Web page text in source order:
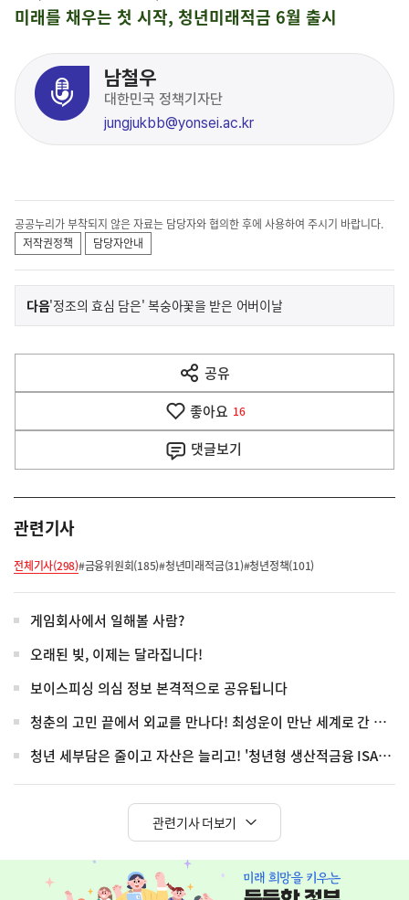
미래를 채우는 첫 시작, 청년미래적금 6월 출시
남철우
대한민국 정책기자단
jungjukbb@yonsei.ac.kr
공공누리가 부착되지 않은 자료는 담당자와 협의한 후에 사용하여 주시기 바랍니다.
저작권정책
담당자안내
이
전
다
음
다음기
'정조의 효심 담은' 복숭아꽃을 받은 어버이날
공유
열
기
좋아요 16
댓글보기
관련기사
전체기사(298)#금융위원회(185)#청년미래적금(31)#청년정책(101)
게임회사에서 일해볼 사람?
오래된 빚, 이제는 달라집니다!
보이스피싱 의심 정보 본격적으로 공유됩니다
청춘의 고민 끝에서 외교를 만나다! 최성운이 만난 세계로 간 청년들
청년 세부담은 줄이고 자산은 늘리고! '청년형 생산적금융 ISA' 전격 신설
관련기사 더보기